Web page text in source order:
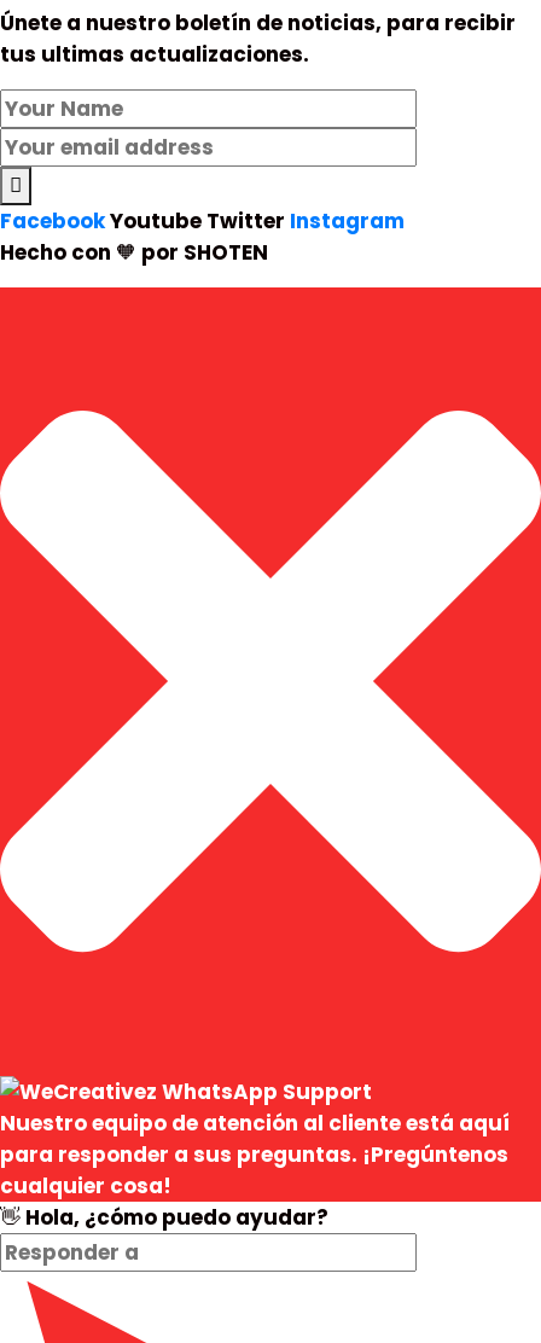
Únete a nuestro boletín de noticias, para recibir
tus ultimas actualizaciones.
FacebookYoutube Twitter Instagram
Hecho con 🧡 por SHOTEN
Nuestro equipo de atención al cliente está aquí
para responder a sus preguntas. ¡Pregúntenos
cualquier cosa!
👋 Hola, ¿cómo puedo ayudar?